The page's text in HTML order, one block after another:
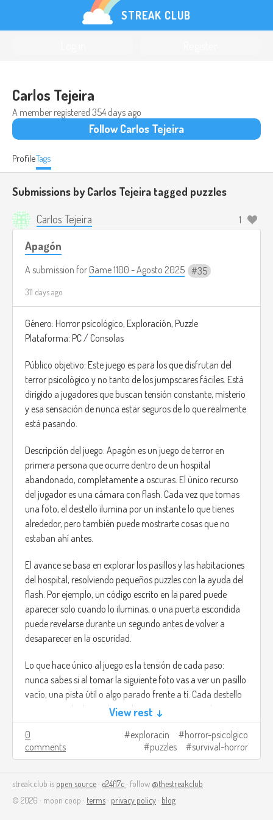
STREAK CLUB
Carlos Tejeira
A member registered 354 days ago
Follow Carlos Tejeira
ProfileTags
Submissions by Carlos Tejeira tagged puzzles
Carlos Tejeira 1
Apagón
A submission for Game 1100 - Agosto 2025 35
311 days ago
Género: Horror psicológico, Exploración, Puzzle
Plataforma: PC / Consolas
Público objetivo: Este juego es para los que disfrutan del
terror psicológico y no tanto de los jumpscares fáciles. Está
dirigido a jugadores que buscan tensión constante, misterio
y esa sensación de nunca estar seguros de lo que realmente
está pasando.
Descripción del juego: Apagón es un juego de terror en
primera persona que ocurre dentro de un hospital
abandonado, completamente a oscuras. El único recurso
del jugador es una cámara con flash. Cada vez que tomas
una foto, el destello ilumina por un instante lo que tienes
alrededor, pero también puede mostrarte cosas que no
estaban ahí antes.
El avance se basa en explorar los pasillos y las habitaciones
del hospital, resolviendo pequeños puzzles con la ayuda del
flash. Por ejemplo, un código escrito en la pared puede
aparecer solo cuando lo iluminas, o una puerta escondida
puede revelarse durante un segundo antes de volver a
desaparecer en la oscuridad.
Lo que hace único al juego es la tensión de cada paso:
nunca sabes si al tomar la siguiente foto vas a ver un pasillo
vacío, una pista útil o algo parado frente a ti. Cada destello
es una mezcla de ayuda y peligro, porque aunque la
cámara te guía, también abre la posibilidad de mostrarte
algo que quizás preferirías no haber visto.
https://www.deviantart.com/blastndamnation/art/Haunted-
Hospital-Hallway-207790151
(No encontré ninguno con las
luces apagadas).
View rest ↓
0
comments
exploracin
horror-psicolgico
puzzles
survival-horror
streak.club is open source · e24f17c · follow @thestreakclub
© 2026 · moon coop · terms · privacy policy · blog